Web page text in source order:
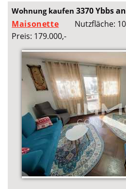
Wohnung kaufen3370 Ybbs
Maisonette
Nutzfläche:
Preis: 179.000,-